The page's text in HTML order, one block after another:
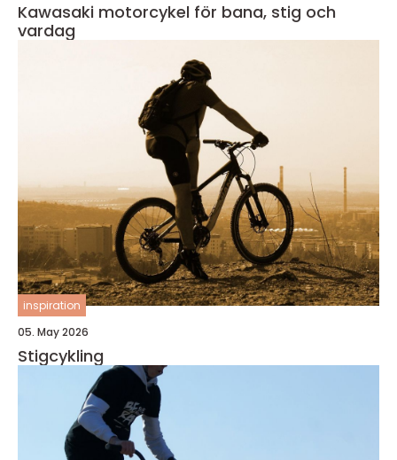
Kawasaki motorcykel för bana, stig och
vardag
inspiration
05. May 2026
Stigcykling